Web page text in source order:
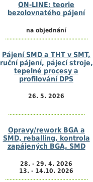
ON-LINE: teorie
bezolovnatého pájení
na objednání
.......................................................
Pájení SMD a THT v SMT,
ruční pájení, pájecí stroje,
tepelné procesy a
profilování DPS
26. 5. 2026
...................................................
Opravy/rework BGA a
SMD, reballing, kontrola
zapájených BGA, SMD
28. - 29. 4. 2026
13. - 14.10. 2026
.......................................................